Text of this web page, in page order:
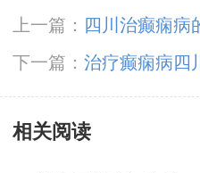
上一篇：
四川治癫痫病
病是怎么引起的?
下一篇： 治疗癫痫病四
痫病严重吗?
相关阅读